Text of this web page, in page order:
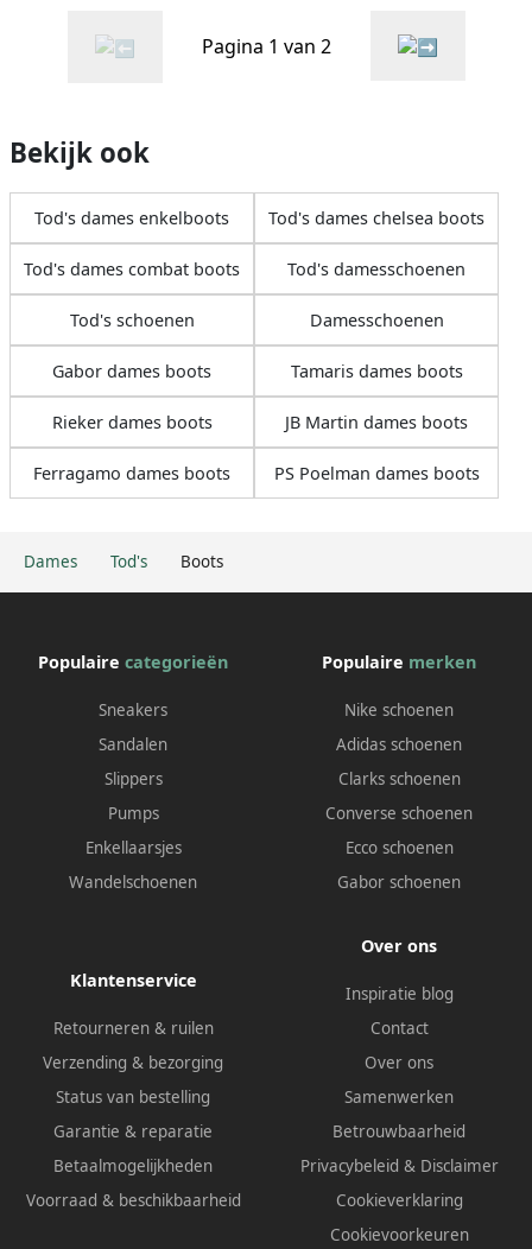
Dames Tod's Boots
Pagina 1 van 2
Bekijk ook
Tod's dames enkelboots Tod's dames chelsea boots
Tod's dames combat boots Tod's damesschoenen
Tod's schoenen Damesschoenen
Gabor dames boots Tamaris dames boots
Rieker dames boots JB Martin dames boots
Ferragamo dames boots PS Poelman dames boots
Populaire categorieën
Sneakers
Sandalen
Slippers
Pumps
Enkellaarsjes
Wandelschoenen
Populaire merken
Nike schoenen
Adidas schoenen
Clarks schoenen
Converse schoenen
Ecco schoenen
Gabor schoenen
Klantenservice
Retourneren & ruilen
Verzending & bezorging
Status van bestelling
Garantie & reparatie
Betaalmogelijkheden
Voorraad & beschikbaarheid
Over ons
Inspiratie blog
Contact
Over ons
Samenwerken
Betrouwbaarheid
Privacybeleid & Disclaimer
Cookieverklaring
Cookievoorkeuren